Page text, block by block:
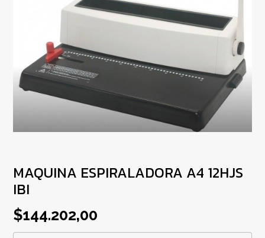
MAQUINA ESPIRALADORA A4 12HJS
IBI
$144.202,00